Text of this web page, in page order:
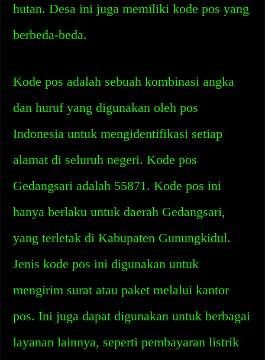
hutan. Desa ini juga memiliki kode pos yang
berbeda-beda.
Kode pos adalah sebuah kombinasi angka
dan huruf yang digunakan oleh pos
Indonesia untuk mengidentifikasi setiap
alamat di seluruh negeri. Kode pos
Gedangsari adalah 55871. Kode pos ini
hanya berlaku untuk daerah Gedangsari,
yang terletak di Kabupaten Gunungkidul.
Jenis kode pos ini digunakan untuk
mengirim surat atau paket melalui kantor
pos. Ini juga dapat digunakan untuk berbagai
layanan lainnya, seperti pembayaran listrik